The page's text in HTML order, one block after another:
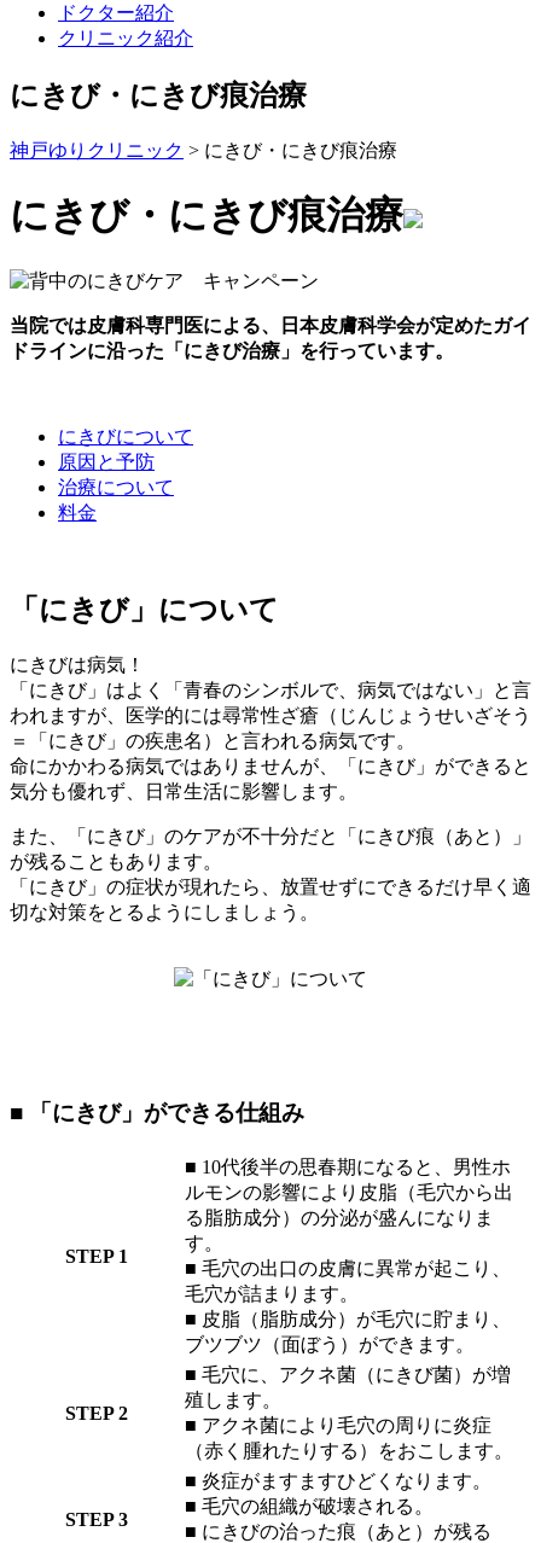
ドクター紹介
クリニック紹介
にきび・にきび痕治療
神戸ゆりクリニック > にきび・にきび痕治療
にきび・にきび痕治療
当院では皮膚科専門医による、日本皮膚科学会が定めたガイ
ドラインに沿った「にきび治療」を行っています。
にきびについて
原因と予防
治療について
料金
「にきび」について
にきびは病気！
「にきび」はよく「青春のシンボルで、病気ではない」と言
われますが、医学的には尋常性ざ瘡（じんじょうせいざそう
＝「にきび」の疾患名）と言われる病気です。
命にかかわる病気ではありませんが、「にきび」ができると
気分も優れず、日常生活に影響します。
また、「にきび」のケアが不十分だと「にきび痕（あと）」
が残ることもあります。
「にきび」の症状が現れたら、放置せずにできるだけ早く適
切な対策をとるようにしましょう。
■ 「にきび」ができる仕組み
STEP 1
■ 10代後半の思春期になると、男性ホ
ルモンの影響により皮脂（毛穴から出
る脂肪成分）の分泌が盛んになりま
す。
■ 毛穴の出口の皮膚に異常が起こり、
毛穴が詰まります。
■ 皮脂（脂肪成分）が毛穴に貯まり、
ブツブツ（面ぼう）ができます。
STEP 2
■ 毛穴に、アクネ菌（にきび菌）が増
殖します。
■ アクネ菌により毛穴の周りに炎症
（赤く腫れたりする）をおこします。
STEP 3
■ 炎症がますますひどくなります。
■ 毛穴の組織が破壊される。
■ にきびの治った痕（あと）が残る